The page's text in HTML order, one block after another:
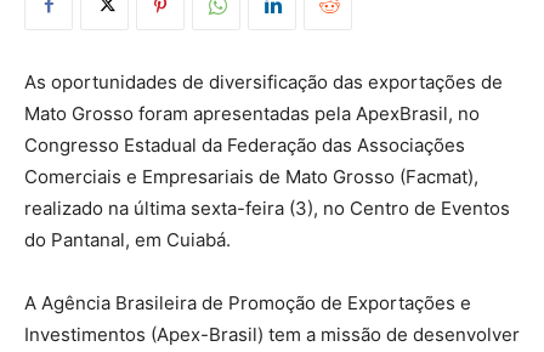
As oportunidades de diversificação das exportações de
Mato Grosso foram apresentadas pela ApexBrasil, no
Congresso Estadual da Federação das Associações
Comerciais e Empresariais de Mato Grosso (Facmat),
realizado na última sexta-feira (3), no Centro de Eventos
do Pantanal, em Cuiabá.
A Agência Brasileira de Promoção de Exportações e
Investimentos (Apex-Brasil) tem a missão de desenvolver